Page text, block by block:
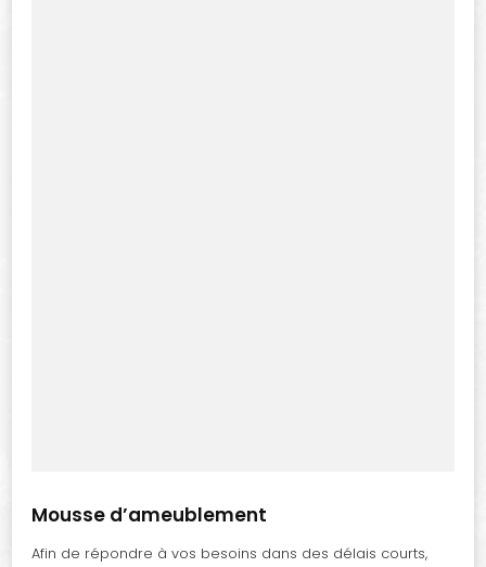
Mousse d’ameublement
Afin de répondre à vos besoins dans des délais courts,